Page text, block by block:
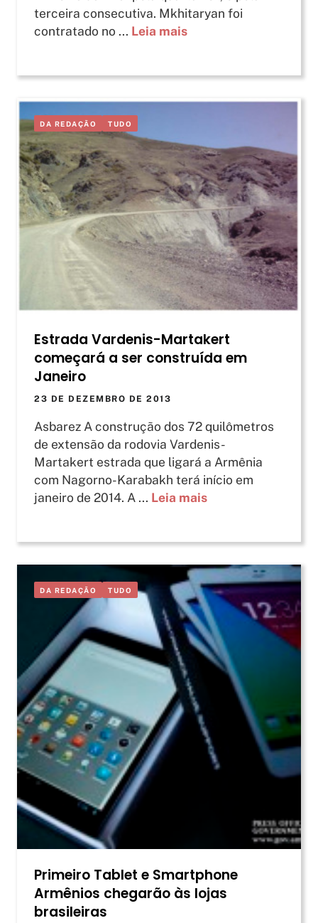
terceira consecutiva. Mkhitaryan foi
contratado no ... Leia mais
DA REDAÇÃO TUDO
Estrada Vardenis-Martakert
começará a ser construída em
Janeiro
23 DE DEZEMBRO DE 2013
Asbarez A construção dos 72 quilômetros
de extensão da rodovia Vardenis-
Martakert estrada que ligará a Armênia
com Nagorno-Karabakh terá início em
janeiro de 2014. A ... Leia mais
DA REDAÇÃO TUDO
Primeiro Tablet e Smartphone
Armênios chegarão às lojas
brasileiras